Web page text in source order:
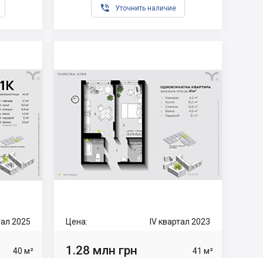
 Уточнить наличие
2025
40 м²
Цена: IV квартал 2023
1.28 млн грн 41 м²